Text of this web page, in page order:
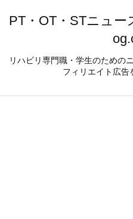
PT・OT・STニュー
リハビリ専門職・学生のための
フィリエイト広告